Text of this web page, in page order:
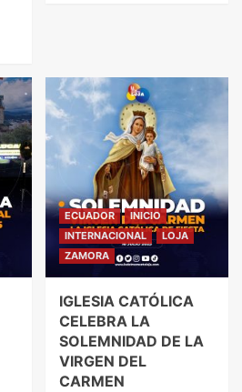
ECUADOR
INICIO
INTERNACIONAL
LOJA
ZAMORA
IGLESIA CATÓLICA
CELEBRA LA
SOLEMNIDAD DE LA
VIRGEN DEL
CARMEN